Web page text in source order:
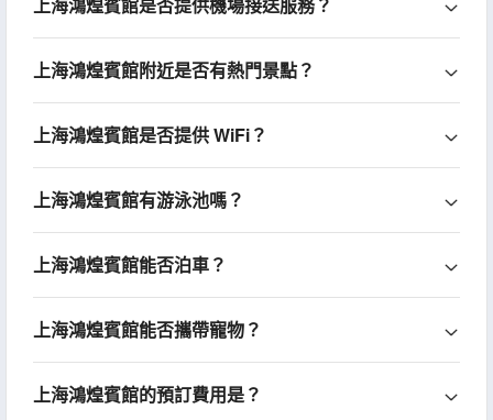
上海鴻煌賓館附近是否有熱門景點？
上海鴻煌賓館是否提供 WiFi？
上海鴻煌賓館有游泳池嗎？
上海鴻煌賓館能否泊車？
上海鴻煌賓館能否攜帶寵物？
上海鴻煌賓館的預訂費用是？